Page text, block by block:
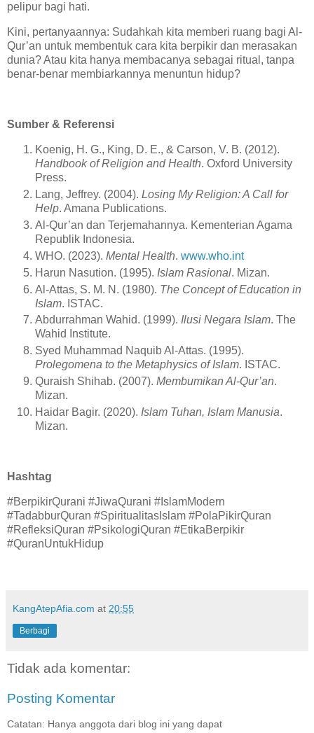
pelipur bagi hati.
Kini, pertanyaannya: Sudahkah kita memberi ruang bagi Al-
Qur’an untuk membentuk cara kita berpikir dan merasakan
dunia? Atau kita hanya membacanya sebagai ritual, tanpa
benar-benar membiarkannya menuntun hidup?
Sumber & Referensi
Koenig, H. G., King, D. E., & Carson, V. B. (2012).
Handbook of Religion and Health. Oxford University
Press.
Lang, Jeffrey. (2004). Losing My Religion: A Call for
Help. Amana Publications.
Al-Qur’an dan Terjemahannya. Kementerian Agama
Republik Indonesia.
WHO. (2023). Mental Health. www.who.int
Harun Nasution. (1995). Islam Rasional. Mizan.
Al-Attas, S. M. N. (1980). The Concept of Education in
Islam. ISTAC.
Abdurrahman Wahid. (1999). Ilusi Negara Islam. The
Wahid Institute.
Syed Muhammad Naquib Al-Attas. (1995).
Prolegomena to the Metaphysics of Islam. ISTAC.
Quraish Shihab. (2007). Membumikan Al-Qur’an.
Mizan.
Haidar Bagir. (2020). Islam Tuhan, Islam Manusia.
Mizan.
Hashtag
#BerpikirQurani #JiwaQurani #IslamModern
#TadabburQuran #SpiritualitasIslam #PolaPikirQuran
#RefleksiQuran #PsikologiQuran #EtikaBerpikir
#QuranUntukHidup
KangAtepAfia.com at 20:55
Berbagi
Tidak ada komentar:
Posting Komentar
Catatan: Hanya anggota dari blog ini yang dapat